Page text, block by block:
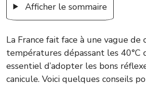
Afficher le sommaire
La France fait face à une vague
températures dépassant les 40°C
essentiel d’adopter les bons
canicule. Voici quelques conseils